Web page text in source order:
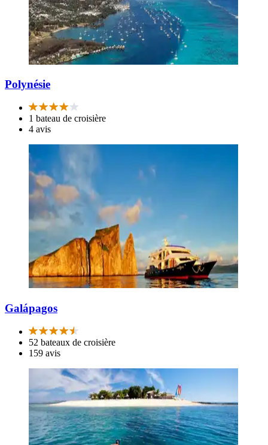
Polynésie
1 bateau de croisière
4 avis
Galápagos
52 bateaux de croisière
159 avis